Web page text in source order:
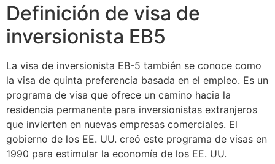
Definición de visa de
inversionista EB5
La visa de inversionista EB-5 también se conoce como
la visa de quinta preferencia basada en el empleo. Es un
programa de visa que ofrece un camino hacia la
residencia permanente para inversionistas extranjeros
que invierten en nuevas empresas comerciales. El
gobierno de los EE. UU. creó este programa de visas en
1990 para estimular la economía de los EE. UU.